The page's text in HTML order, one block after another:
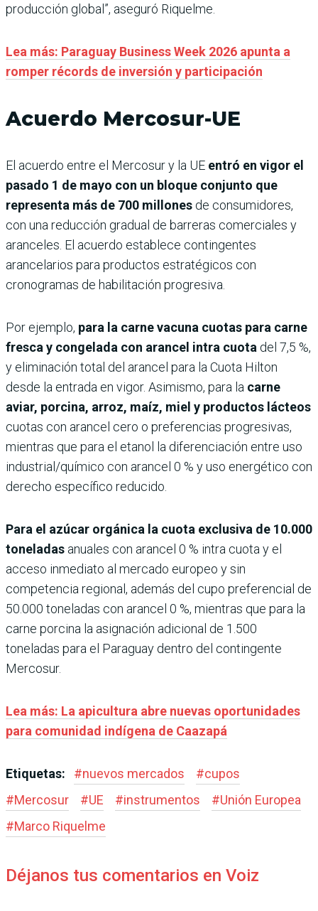
producción global”, aseguró Riquelme.
Lea más: Paraguay Business Week 2026 apunta a
romper récords de inversión y participación
Acuerdo Mercosur-UE
El acuerdo entre el Mercosur y la UE entró en vigor el
pasado 1 de mayo con un bloque conjunto que
representa más de 700 millones de consumidores,
con una reducción gradual de barreras comerciales y
aranceles. El acuerdo establece contingentes
arancelarios para productos estratégicos con
cronogramas de habilitación progresiva.
Por ejemplo, para la carne vacuna cuotas para carne
fresca y congelada con arancel intra cuota del 7,5 %,
y eliminación total del arancel para la Cuota Hilton
desde la entrada en vigor. Asimismo, para la carne
aviar, porcina, arroz, maíz, miel y productos lácteos
cuotas con arancel cero o preferencias progresivas,
mientras que para el etanol la diferenciación entre uso
industrial/químico con arancel 0 % y uso energético con
derecho específico reducido.
Para el azúcar orgánica la cuota exclusiva de 10.000
toneladas anuales con arancel 0 % intra cuota y el
acceso inmediato al mercado europeo y sin
competencia regional, además del cupo preferencial de
50.000 toneladas con arancel 0 %, mientras que para la
carne porcina la asignación adicional de 1.500
toneladas para el Paraguay dentro del contingente
Mercosur.
Lea más: La apicultura abre nuevas oportunidades
para comunidad indígena de Caazapá
Etiquetas: #nuevos mercados #cupos
#Mercosur #UE #instrumentos #Unión Europea
#Marco Riquelme
Déjanos tus comentarios en Voiz